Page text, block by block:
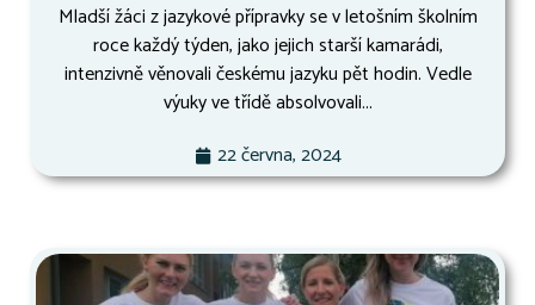
Mladší žáci z jazykové přípravky se v letošním školním
roce každý týden, jako jejich starší kamarádi,
intenzivně věnovali českému jazyku pět hodin. Vedle
výuky ve třídě absolvovali...
22 června, 2024